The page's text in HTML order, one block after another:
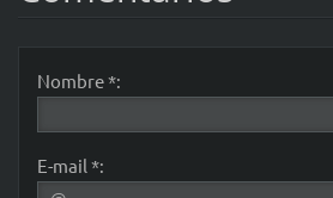
Nombre *:
E-mail *: